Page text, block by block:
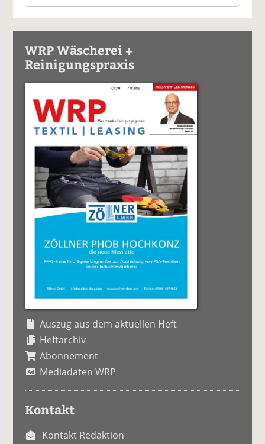
WRP Wäscherei +
Reinigungspraxis
Auszug aus dem aktuellen Heft
Heftarchiv
Abonnement
Mediadaten WRP
Kontakt
Kontakt Redaktion